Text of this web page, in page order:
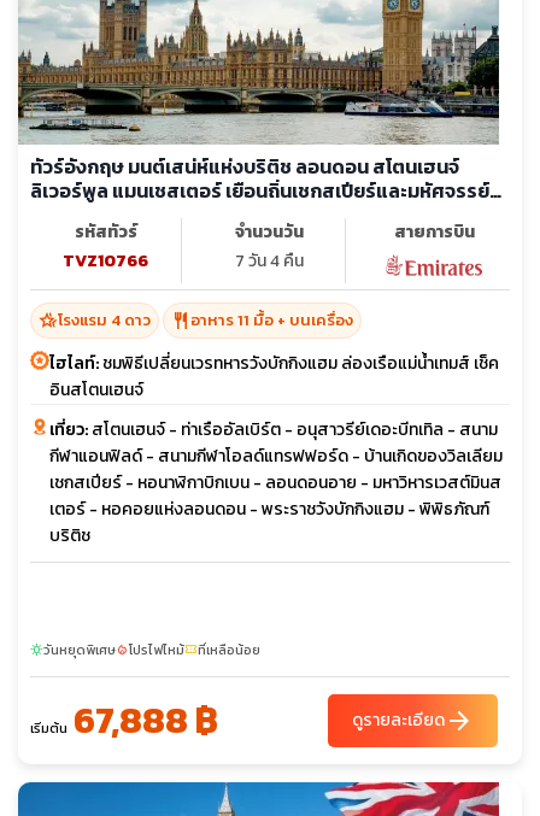
ทัวร์อังกฤษ มนต์เสน่ห์แห่งบริติช ลอนดอน สโตนเฮนจ์
ลิเวอร์พูล แมนเชสเตอร์ เยือนถิ่นเชกสเปียร์และมหัศจรรย์
สถาปัตยกรรมระดับโลก
รหัสทัวร์
TVZ10766
จำนวนวัน
7 วัน 4 คืน
สายการบิน
hotel_classโรงแรม 4 ดาว restaurant อาหาร 11 มื้อ + บนเครื่อง
ไฮไลท์:ชมพิธีเปลี่ยนเวรทหารวังบักกิงแฮม ล่องเรือแม่น้ำเทมส์ เช็ค
อินสโตนเฮนจ์
เที่ยว:สโตนเฮนจ์ - ท่าเรืออัลเบิร์ต - อนุสาวรีย์เดอะบีทเทิล - สนาม
กีฬาแอนฟิลด์ - สนามกีฬาโอลด์แทรฟฟอร์ด - บ้านเกิดของวิลเลียม
เชกสเปียร์ - หอนาฬิกาบิกเบน - ลอนดอนอาย - มหาวิหารเวสต์มินส
เตอร์ - หอคอยแห่งลอนดอน - พระราชวังบักกิงแฮม - พิพิธภัณฑ์
บริติช
sunnyวันหยุดพิเศษlocal_fire_departmentโปรไฟไหม้confirmation_numberที่เหลือน้อย
เริ่มต้น 67,888 ฿ ดูรายละเอียดarrow_forward